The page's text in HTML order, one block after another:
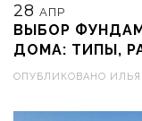
28 АПР
ВЫБОР
ДОМА: ТИПЫ,
ОПУБЛИКОВАНО